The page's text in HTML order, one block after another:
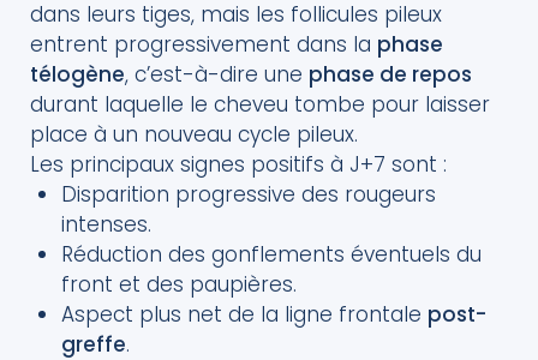
dans leurs tiges, mais les follicules pileux
entrent progressivement dans la phase
télogène, c’est-à-dire une phase de repos
durant laquelle le cheveu tombe pour laisser
place à un nouveau cycle pileux.
Les principaux signes positifs à J+7 sont :
Disparition progressive des rougeurs
intenses.
Réduction des gonflements éventuels du
front et des paupières.
Aspect plus net de la ligne frontale post-
greffe.